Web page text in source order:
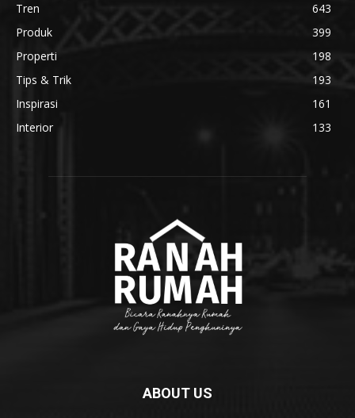
Tren
643
Produk
399
Properti
198
Tips & Trik
193
Inspirasi
161
Interior
133
ABOUT US